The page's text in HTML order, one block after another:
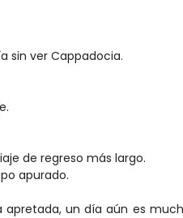
sin ver Cappadocia.
de regreso más largo.
apurado.
apretada, un día aún es